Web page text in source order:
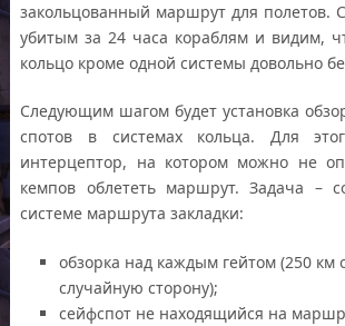
закольцованный маршрут для полетов.
убитым за 24 часа кораблям и видим,
кольцо кроме одной системы довольно
Следующим шагом будет установка
спотов в системах кольца. Для
интерцептор, на котором можно не
кемпов облететь маршрут. Задача –
системе маршрута закладки:
обзорка над каждым гейтом (250 км
случайную сторону);
сейфспот не находящийся на